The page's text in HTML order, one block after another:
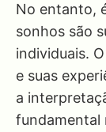
No entanto,
sonhos são
individuais.
e suas
a
fundamental